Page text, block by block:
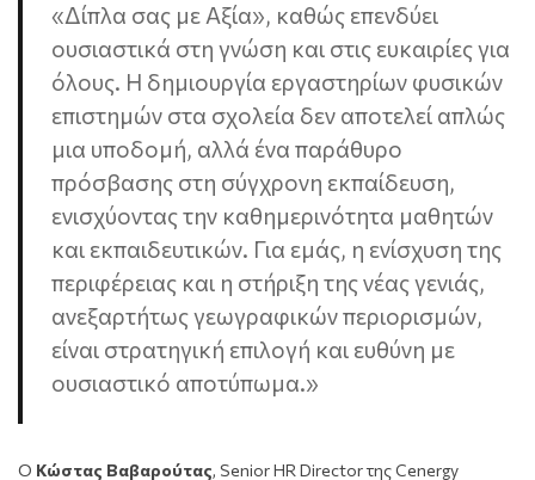
«Δίπλα σας με Αξία», καθώς επενδύει
ουσιαστικά στη γνώση και στις ευκαιρίες για
όλους. Η δημιουργία εργαστηρίων φυσικών
επιστημών στα σχολεία δεν αποτελεί απλώς
μια υποδομή, αλλά ένα παράθυρο
πρόσβασης στη σύγχρονη εκπαίδευση,
ενισχύοντας την καθημερινότητα μαθητών
και εκπαιδευτικών. Για εμάς, η ενίσχυση της
περιφέρειας και η στήριξη της νέας γενιάς,
ανεξαρτήτως γεωγραφικών περιορισμών,
είναι στρατηγική επιλογή και ευθύνη με
ουσιαστικό αποτύπωμα.»
O Κώστας Βαβαρούτας, Senior HR Director της Cenergy